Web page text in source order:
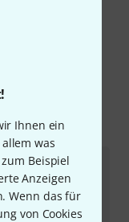
Ihnen ein
was
Beispiel
Anzeigen
Wenn das für
von Cookies